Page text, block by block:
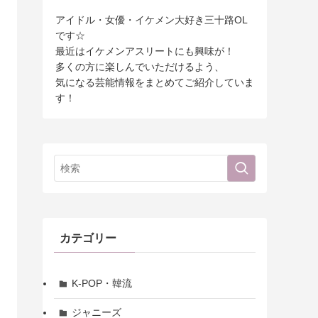
アイドル・女優・イケメン大好き三十路OL
です☆
最近はイケメンアスリートにも興味が！
多くの方に楽しんでいただけるよう、
気になる芸能情報をまとめてご紹介していま
す！
カテゴリー
K-POP・韓流
ジャニーズ